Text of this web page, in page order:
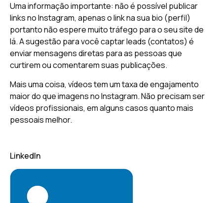
Uma informação importante: não é possível publicar
links no Instagram, apenas o link na sua bio (perfil)
portanto não espere muito tráfego para o seu site de
lá. A sugestão para você captar leads (contatos) é
enviar mensagens diretas para as pessoas que
curtirem ou comentarem suas publicações.
Mais uma coisa, vídeos tem um taxa de engajamento
maior do que imagens no Instagram. Não precisam ser
vídeos profissionais, em alguns casos quanto mais
pessoais melhor.
LinkedIn